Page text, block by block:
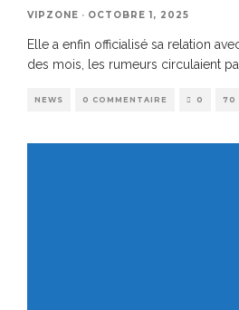
VIPZONE · OCTOBRE 1, 2025
Elle a enfin officialisé sa relation
des mois, les rumeurs circulaient
NEWS 0 COMMENTAIRE 0 70